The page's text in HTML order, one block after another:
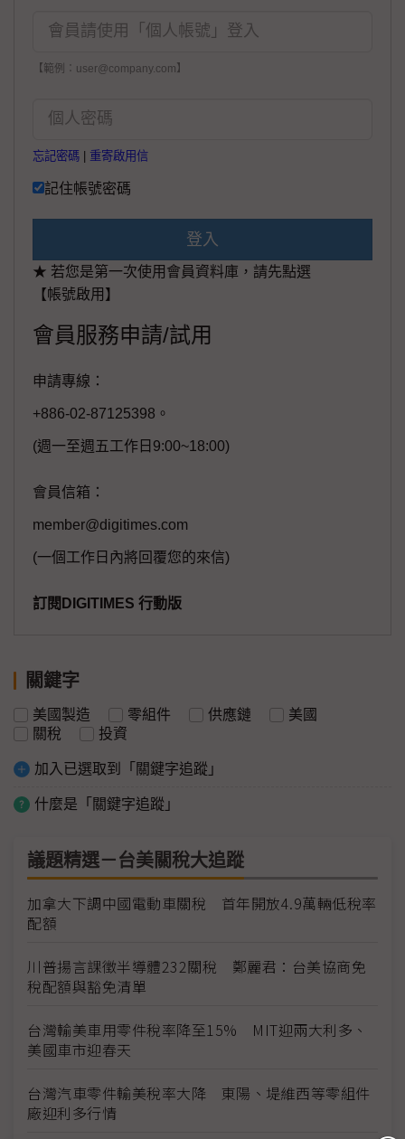
【範例：user@company.com】
忘記密碼 重寄啟用信
記住帳號密碼
登入
★ 若您是第一次使用會員資料庫，請先點選
【帳號啟用】
會員服務申請/試用
申請專線：
+886-02-87125398。
(週一至週五工作日9:00~18:00)
會員信箱：
member@digitimes.com
(一個工作日內將回覆您的來信)
訂閱DIGITIMES 行動版
關鍵字
美國製造 零組件 供應鏈
美國
關稅
投資
加入已選取到「關鍵字追蹤」
什麼是「關鍵字追蹤」
議題精選－台美關稅大追蹤
加拿大下調中國電動車關稅 首年開放4.9萬輛低稅率
配額
川普揚言課徵半導體232關稅 鄭麗君：台美協商免
稅配額與豁免清單
台灣輸美車用零件稅率降至15% MIT迎兩大利多、
美國車市迎春天
台灣汽車零件輸美稅率大降 東陽、堤維西等零組件
廠迎利多行情